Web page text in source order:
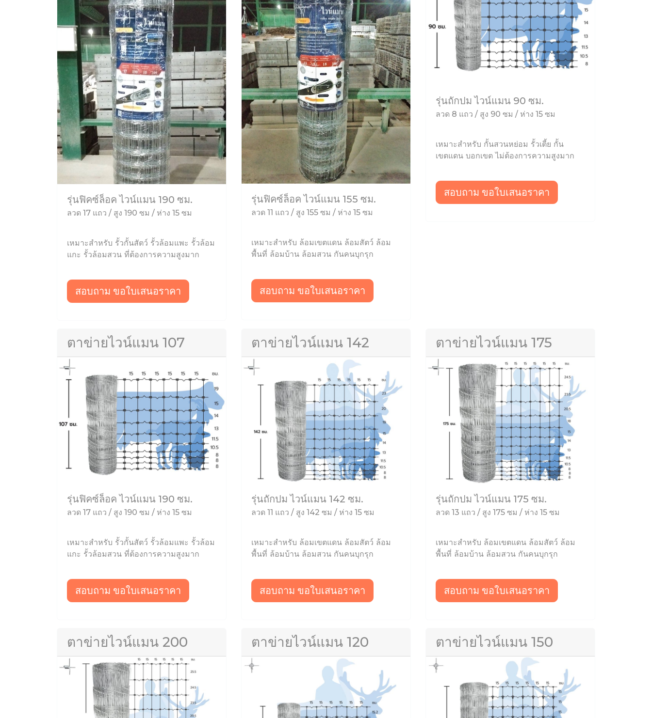
รุ่นฟิคซ์ล็อค ไวน์แมน 190 ซม.
ลวด 17 แถว / สูง 190 ซม / ห่าง 15 ซม
เหมาะสำหรับ รั้วกั้นสัตว์ รั้วล้อมแพะ รั้วล้อม
แกะ รั้วล้อมสวน ที่ต้องการความสูงมาก
สอบถาม ขอใบเสนอราคา
รุ่นฟิคซ์ล็อค ไวน์แมน 155 ซม.
ลวด 11 แถว / สูง 155 ซม / ห่าง 15 ซม
เหมาะสำหรับ ล้อมเขตแดน ล้อมสัตว์ ล้อม
พื้นที่ ล้อมบ้าน ล้อมสวน กันคนบุกรุก
สอบถาม ขอใบเสนอราคา
รุ่นถักปม ไวน์แมน 90 ซม.
ลวด 8 แถว / สูง 90 ซม / ห่าง 15 ซม
เหมาะสำหรับ กั้นสวนหย่อม รั้วเตี้ย กั้น
เขตแดน บอกเขต ไม่ต้องการความสูงมาก
สอบถาม ขอใบเสนอราคา
ตาข่ายไวน์แมน 107
รุ่นฟิคซ์ล็อค ไวน์แมน 190 ซม.
ลวด 17 แถว / สูง 190 ซม / ห่าง 15 ซม
เหมาะสำหรับ รั้วกั้นสัตว์ รั้วล้อมแพะ รั้วล้อม
แกะ รั้วล้อมสวน ที่ต้องการความสูงมาก
สอบถาม ขอใบเสนอราคา
ตาข่ายไวน์แมน 142
รุ่นถักปม ไวน์แมน 142 ซม.
ลวด 11 แถว / สูง 142 ซม / ห่าง 15 ซม
เหมาะสำหรับ ล้อมเขตแดน ล้อมสัตว์ ล้อม
พื้นที่ ล้อมบ้าน ล้อมสวน กันคนบุกรุก
สอบถาม ขอใบเสนอราคา
ตาข่ายไวน์แมน 175
รุ่นถักปม ไวน์แมน 175 ซม.
ลวด 13 แถว / สูง 175 ซม / ห่าง 15 ซม
เหมาะสำหรับ ล้อมเขตแดน ล้อมสัตว์ ล้อม
พื้นที่ ล้อมบ้าน ล้อมสวน กันคนบุกรุก
สอบถาม ขอใบเสนอราคา
ตาข่ายไวน์แมน 200 ตาข่ายไวน์แมน 120 ตาข่ายไวน์แมน 150